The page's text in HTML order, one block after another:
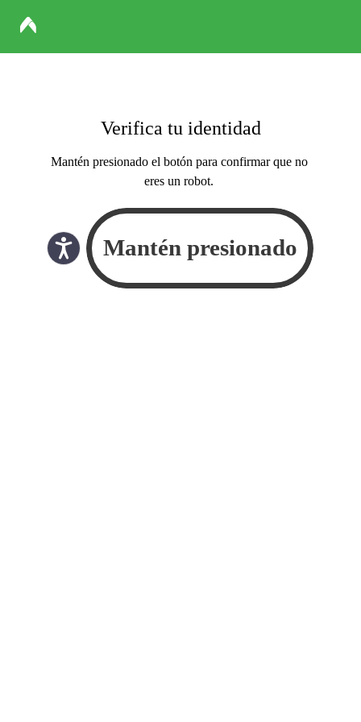
Verifica tu identidad
Mantén presionado el botón para confirmar que no
eres un robot.